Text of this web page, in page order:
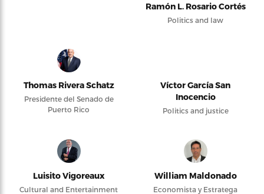
Ramón L. Rosario Cortés
Politics and law
Thomas Rivera Schatz
Presidente del Senado de
Puerto Rico
Víctor García San
Inocencio
Politics and justice
Luisito Vigoreaux
Cultural and Entertainment
William Maldonado
Economista y Estratega